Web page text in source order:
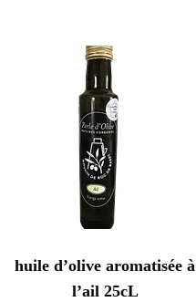
huile d’olive aromatisée à
l’ail 25cL